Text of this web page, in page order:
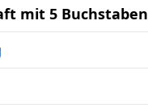
mit 5 Buchstaben